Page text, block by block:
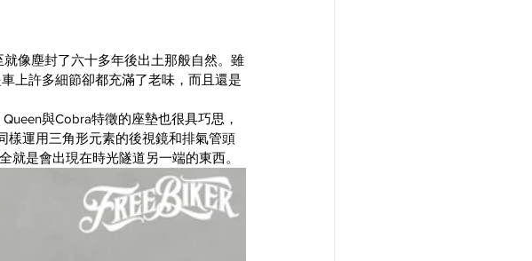
像塵封了六十多年後出土那般自然。雖
上許多細節卻都充滿了老味，而且還是
與Cobra特徵的座墊也很具巧思，
樣運用三角形元素的後視鏡和排氣管頭
是會出現在時光隧道另一端的東西。